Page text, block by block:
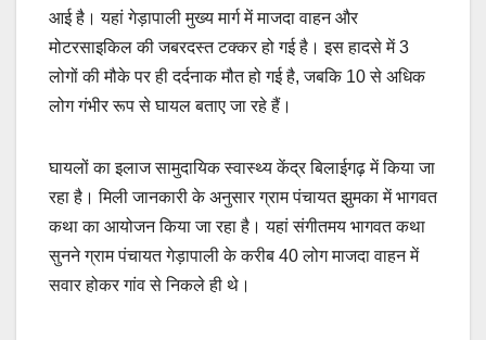
आई है। यहां गेड़ापाली मुख्य मार्ग में माजदा वाहन और
मोटरसाइकिल की जबरदस्त टक्कर हो गई है। इस हादसे में 3
लोगों की मौके पर ही दर्दनाक मौत हो गई है, जबकि 10 से अधिक
लोग गंभीर रूप से घायल बताए जा रहे हैं।
घायलों का इलाज सामुदायिक स्वास्थ्य केंद्र बिलाईगढ़ में किया जा
रहा है। मिली जानकारी के अनुसार ग्राम पंचायत झुमका में भागवत
कथा का आयोजन किया जा रहा है। यहां संगीतमय भागवत कथा
सुनने ग्राम पंचायत गेड़ापाली के करीब 40 लोग माजदा वाहन में
सवार होकर गांव से निकले ही थे।